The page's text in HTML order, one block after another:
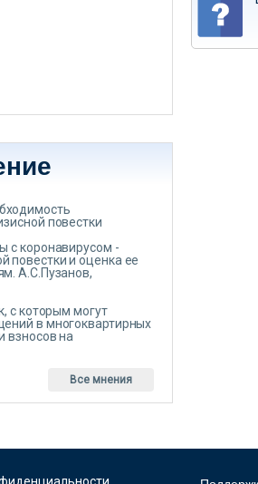
повестки
с коронавирусом -
повестки и оценка ее
А.С.Пузанов,
с которым могут
в многоквартирных
взносов на
Все мнения